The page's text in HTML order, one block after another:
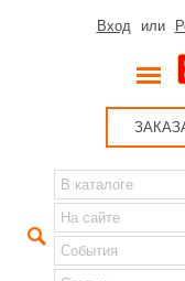
Вход или